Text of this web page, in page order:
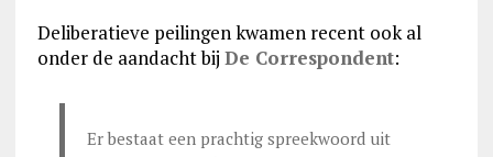
Deliberatieve peilingen kwamen recent ook al
onder de aandacht bij De Correspondent:
Er bestaat een prachtig spreekwoord uit